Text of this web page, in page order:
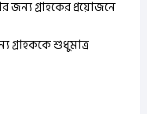
জন্য গ্রাহকের প্রয়োজনে
গ্রাহককে শুধুমাত্র